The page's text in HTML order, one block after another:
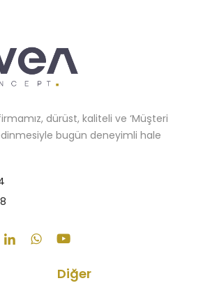
dürüst, kaliteli ve ‘Müşteri
bugün deneyimli hale
Diğer